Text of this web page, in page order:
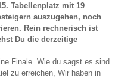
Tabellenplatz mit 19
auszugehen, noch
Rein rechnerisch ist
Du die derzeitige
Finale. Wie du sagst es sind
zu erreichen, Wir haben in